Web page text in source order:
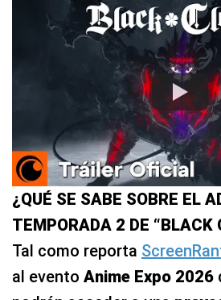
¿QUÉ SE SABE SOBRE EL
TEMPORADA 2 DE “BLACK
Tal como reporta
al evento Anime Expo 2026